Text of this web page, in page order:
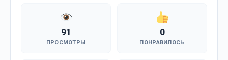
91
ПРОСМОТРЫ
0
ПОНРАВИЛОСЬ